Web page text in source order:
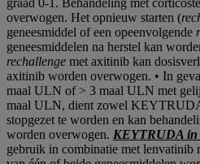
graad 0‑1. Behandeling met
overwogen. Het opnieuw starten (
geneesmiddel of een opeenvolgende
geneesmiddelen na herstel kan
rechallenge met axitinib kan
axitinib worden overwogen. • In
maal ULN of > 3 maal ULN met
maal ULN, dient zowel
stopgezet te worden en kan
worden overwogen. KEYTRUDA in
gebruik in combinatie met lenvatinib